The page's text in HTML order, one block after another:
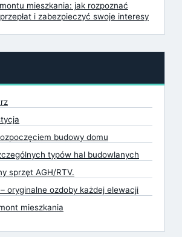
mieszkania: jak rozpoznać
i zabezpieczyć swoje interesy
budowy domu
typów hal budowlanych
sprzęt AGH/RTV.
oryginalne ozdoby każdej elewacji
mieszkania